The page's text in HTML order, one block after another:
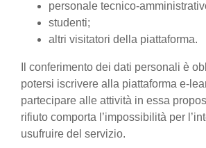
personale tecnico-
studenti;
altri visitatori della piattaforma.
Il conferimento dei dati personali è
potersi iscrivere alla piattaforma e-
partecipare alle attività in essa
rifiuto comporta l’impossibilità per
usufruire del servizio.